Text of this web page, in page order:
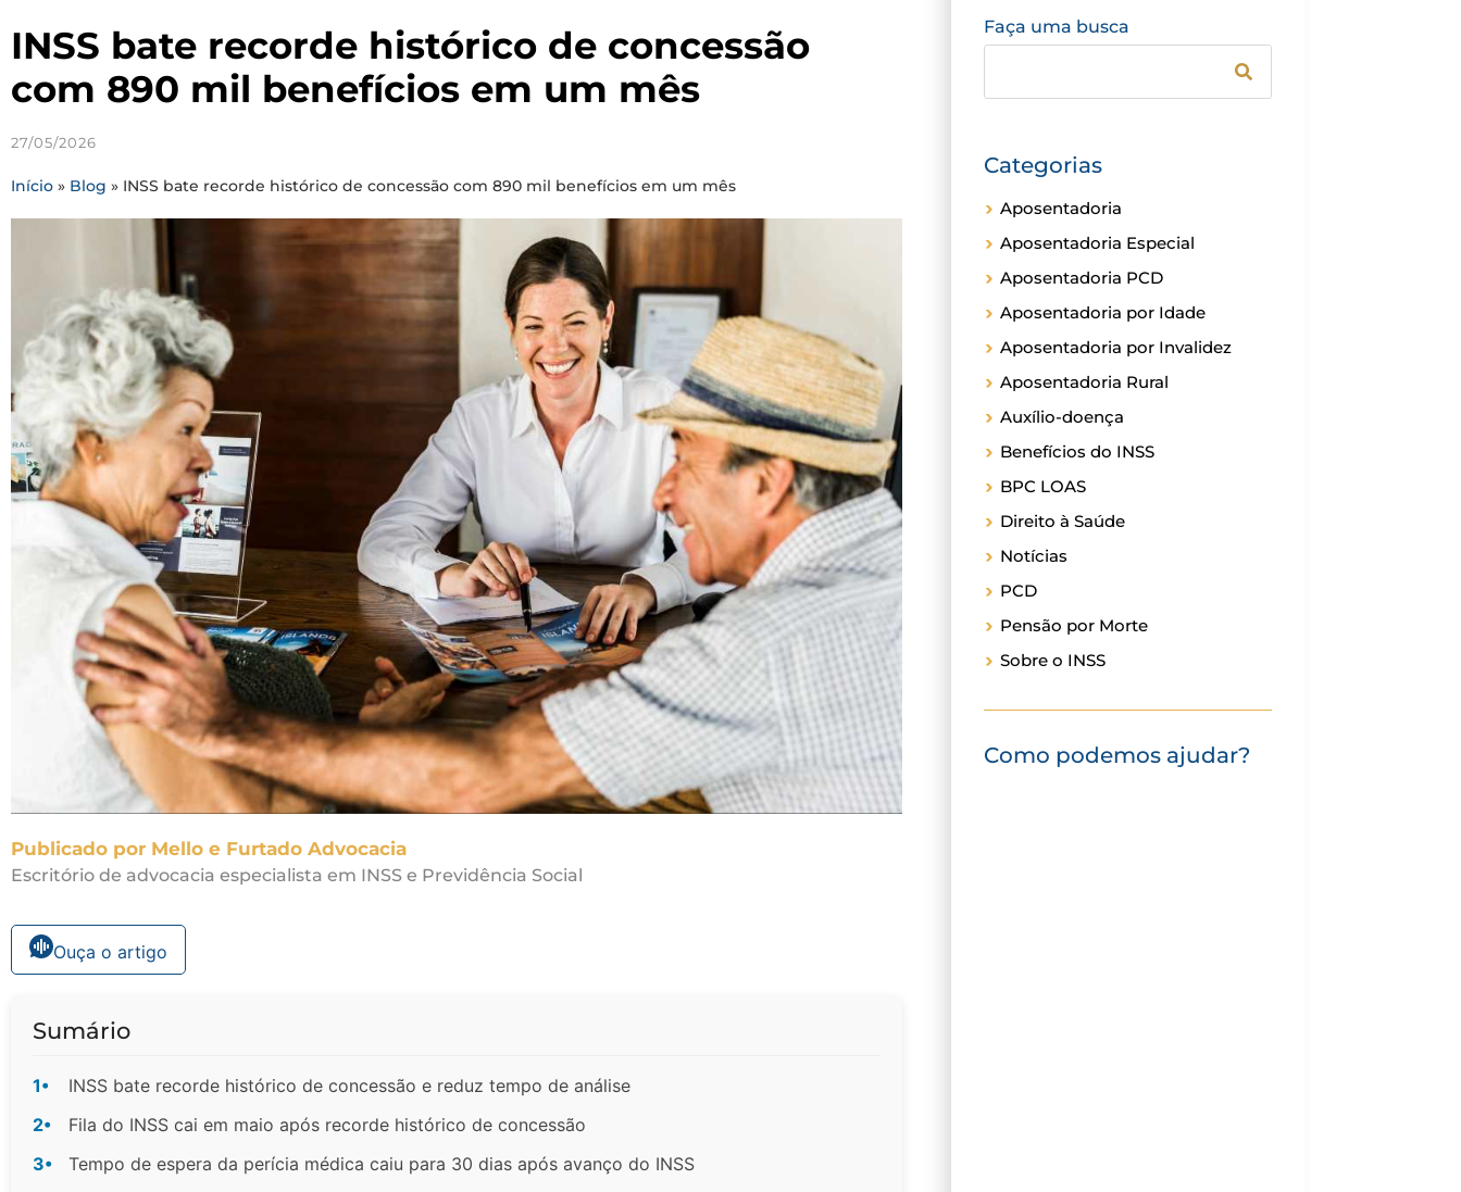
INSS bate recorde histórico de concessão
com 890 mil benefícios em um mês
27/05/2026
Início » Blog » INSS bate recorde histórico de concessão com 890 mil benefícios em um mês
Publicado por Mello e Furtado Advocacia
Escritório de advocacia especialista em INSS e Previdência Social
Ouça o artigo
Sumário
1•
INSS bate recorde histórico de concessão e reduz tempo de análise
2•
Fila do INSS cai em maio após recorde histórico de concessão
3•
Tempo de espera da perícia médica caiu para 30 dias após avanço do INSS
Faça uma busca
Categorias
Aposentadoria
Aposentadoria Especial
Aposentadoria PCD
Aposentadoria por Idade
Aposentadoria por Invalidez
Aposentadoria Rural
Auxílio-doença
Benefícios do INSS
BPC LOAS
Direito à Saúde
Notícias
PCD
Pensão por Morte
Sobre o INSS
Como podemos ajudar?